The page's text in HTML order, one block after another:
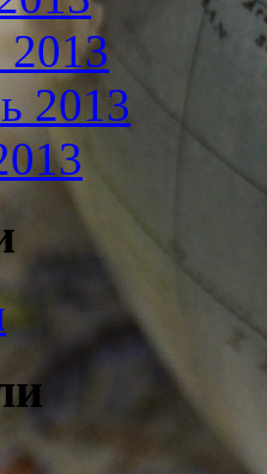
2013
2013